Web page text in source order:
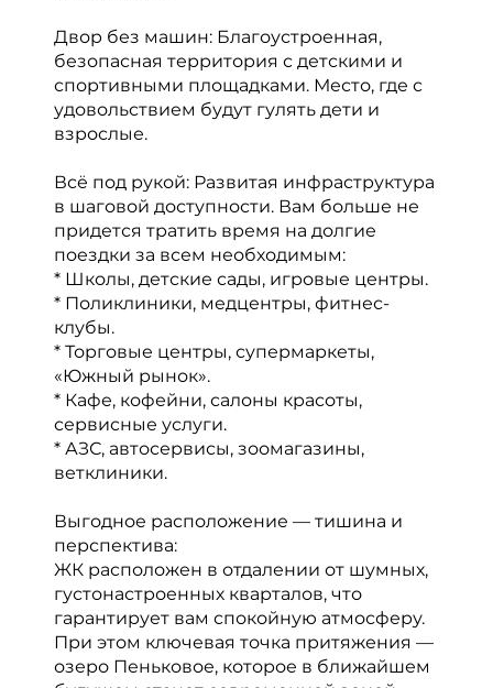
Двор без машин: Благоустроенная,
безопасная территория с детскими и
спортивными площадками. Место, где с
удовольствием будут гулять дети и
взрослые.
Всё под рукой: Развитая инфраструктура
в шаговой доступности. Вам больше не
придется тратить время на долгие
поездки за всем необходимым:
* Школы, детские сады, игровые центры.
* Поликлиники, медцентры, фитнес-
клубы.
* Торговые центры, супермаркеты,
«Южный рынок».
* Кафе, кофейни, салоны красоты,
сервисные услуги.
* АЗС, автосервисы, зоомагазины,
ветклиники.
Выгодное расположение — тишина и
перспектива:
ЖК расположен в отдалении от шумных,
густонастроенных кварталов, что
гарантирует вам спокойную атмосферу.
При этом ключевая точка притяжения —
озеро Пеньковое, которое в ближайшем